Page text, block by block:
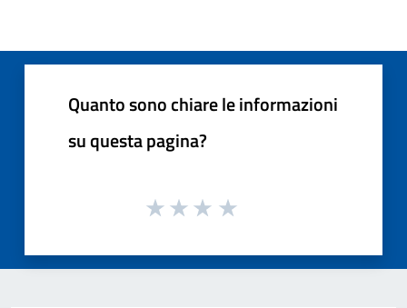
Quanto sono chiare le informazioni
su questa pagina?